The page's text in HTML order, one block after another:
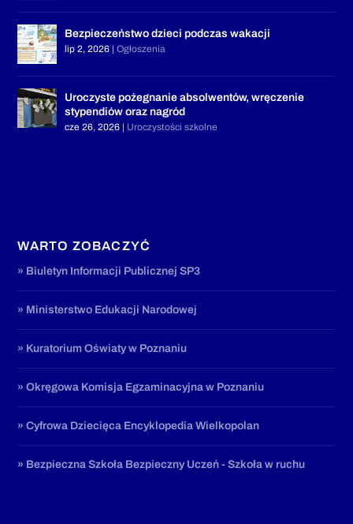
Bezpieczeństwo dzieci podczas wakacji
lip 2, 2026 |Ogłoszenia
Uroczyste pożegnanie absolwentów, wręczenie
stypendiów oraz nagród
cze 26, 2026 | Uroczystości szkolne
WARTO ZOBACZYĆ
» Biuletyn Informacji Publicznej SP3
» Ministerstwo Edukacji Narodowej
» Kuratorium Oświaty w Poznaniu
» Okręgowa Komisja Egzaminacyjna w Poznaniu
» Cyfrowa Dziecięca Encyklopedia Wielkopolan
» Bezpieczna Szkoła Bezpieczny Uczeń - Szkoła w ruchu